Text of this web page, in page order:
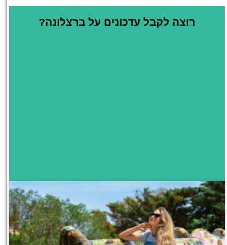
רוצה לקבל עדכונים על ברצלונה?